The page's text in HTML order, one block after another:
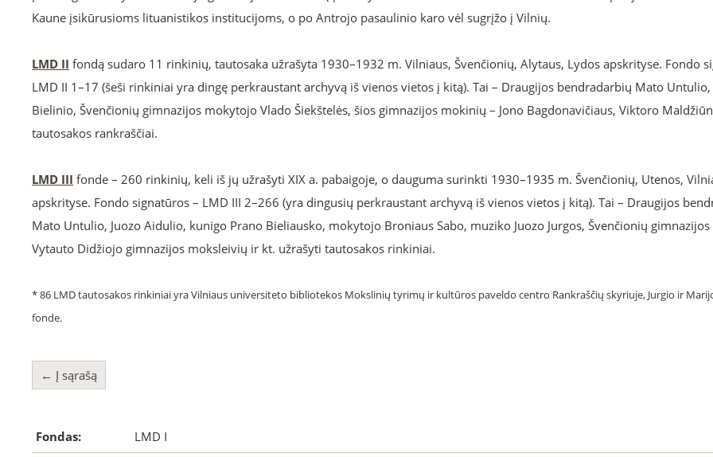
Kaune įsikūrusioms lituanistikos institucijoms, o po Antrojo pasaulinio karo vėl sugrįžo į Vilnių.
LMD II fondą sudaro 11 rinkinių, tautosaka užrašyta 1930–1932 m. Vilniaus, Švenčionių, Alytaus, Lydos apskrityse. Fondo
LMD II 1–17 (šeši rinkiniai yra dingę perkraustant archyvą iš vienos vietos į kitą). Tai – Draugijos bendradarbių Mato
Bielinio, Švenčionių gimnazijos mokytojo Vlado Šiekštelės, šios gimnazijos mokinių – Jono Bagdonavičiaus, Viktoro
tautosakos rankraščiai.
LMD III fonde – 260 rinkinių, keli iš jų užrašyti XIX a. pabaigoje, o dauguma surinkti 1930–1935 m. Švenčionių, Utenos,
apskrityse. Fondo signatūros – LMD III 2–266 (yra dingusių perkraustant archyvą iš vienos vietos į kitą). Tai – Draugijos
Mato Untulio, Juozo Aidulio, kunigo Prano Bieliausko, mokytojo Broniaus Sabo, muziko Juozo Jurgos, Švenčionių
Vytauto Didžiojo gimnazijos moksleivių ir kt. užrašyti tautosakos rinkiniai.
* 86 LMD tautosakos rinkiniai yra Vilniaus universiteto bibliotekos Mokslinių tyrimų ir kultūros paveldo centro Rankraščių skyriuje, Jurgio ir
fonde.
← Į sąrašą
Fondas: LMD I